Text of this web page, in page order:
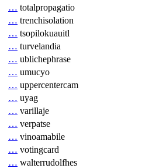
… totalpropagatio
… trenchisolation
… tsopilokuauitl
… turvelandia
… ublichephrase
… umucyo
… uppercentercam
… uyag
… varillaje
… verpatse
… vinoamabile
… votingcard
… walterrudolfhes